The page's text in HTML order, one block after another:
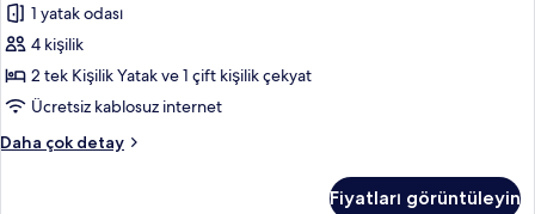
için
tüm
fotoğrafları
görün
1 yatak odası
4 kişilik
2 tek Kişilik Yatak ve 1 çift kişilik çekyat
Ücretsiz kablosuz internet
Daha çok detay
Deluxe
Fiyatları görüntüleyin